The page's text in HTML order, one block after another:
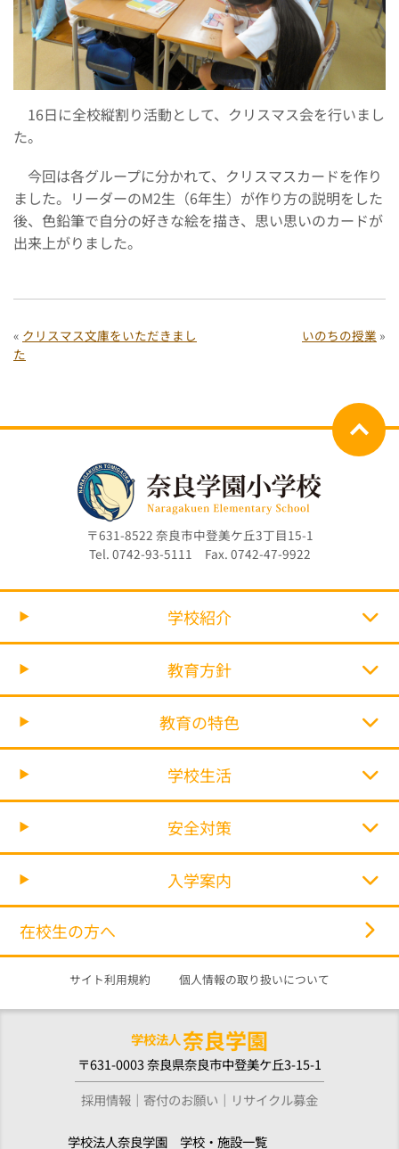
16日に全校縦割り活動として、クリスマス会を行いまし
た。
今回は各グループに分かれて、クリスマスカードを作り
ました。リーダーのM2生（6年生）が作り方の説明をした
後、色鉛筆で自分の好きな絵を描き、思い思いのカードが
出来上がりました。
« クリスマス文庫をいただきまし
た
いのちの授業 »
〒631-8522 奈良市中登美ケ丘3丁目15-1
Tel. 0742-93-5111 Fax. 0742-47-9922
学校紹介
教育方針
教育の特色
学校生活
安全対策
入学案内
在校生の方へ
サイト利用規約 個人情報の取り扱いについて
学校法人奈良学園
〒631-0003 奈良県奈良市中登美ケ丘3-15-1
採用情報
寄付のお願い リサイクル募金
学校法人奈良学園 学校・施設一覧